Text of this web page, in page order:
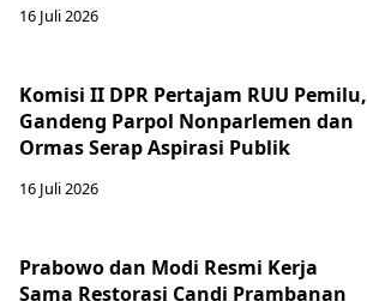
16 Juli 2026
Komisi II DPR Pertajam RUU Pemilu,
Gandeng Parpol Nonparlemen dan
Ormas Serap Aspirasi Publik
16 Juli 2026
Prabowo dan Modi Resmi Kerja
Sama Restorasi Candi Prambanan